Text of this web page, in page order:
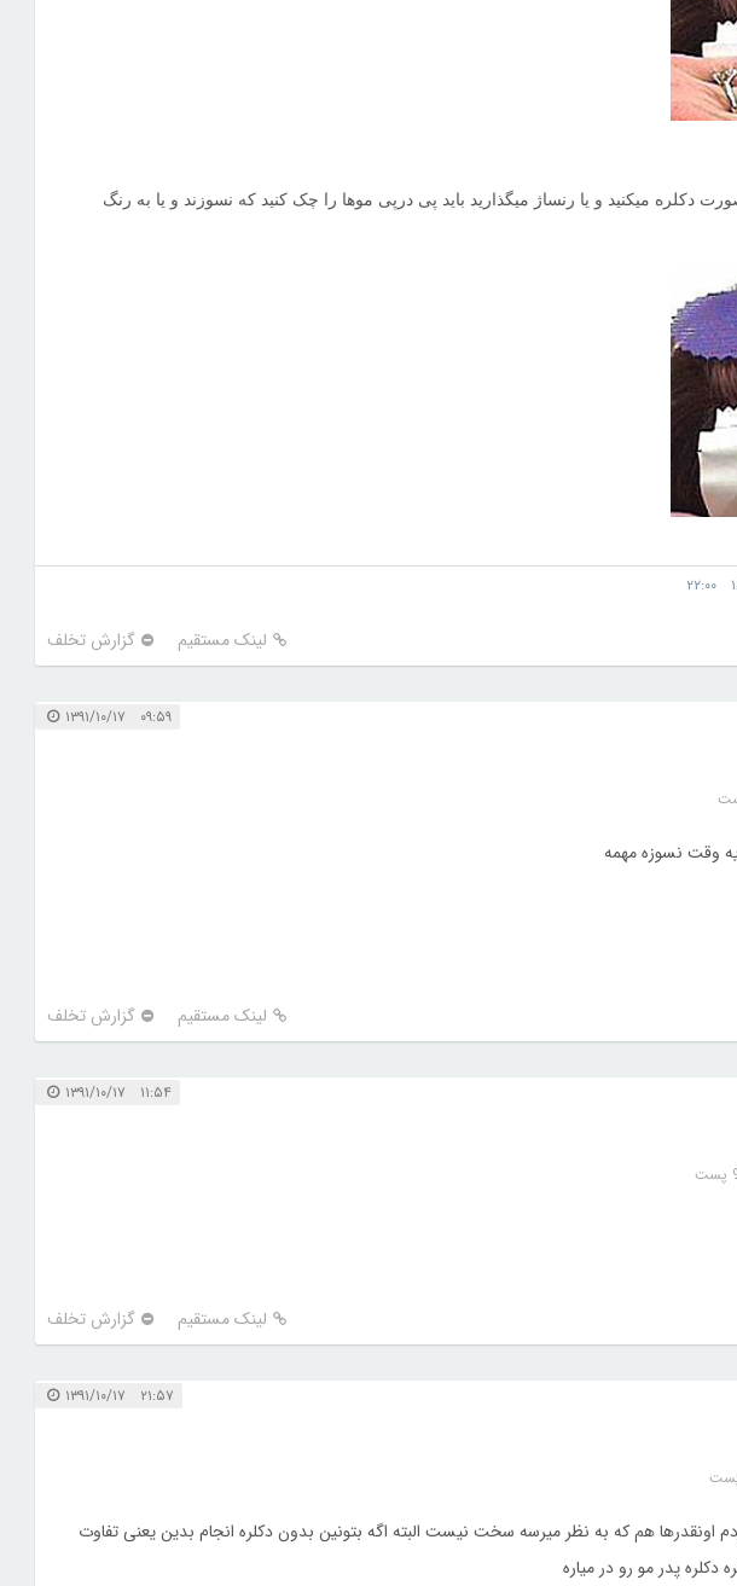
دکلره میکنید و یا رنساژ میگذارید باید پی درپی موها را چک کنید که نسوزند و یا به رنگ
لینک مستقیم گزارش تخلف
۰۹:۵۹ ۱۳۹۱/۱۰/۱۷
وقت نسوزه مهمه
لینک مستقیم گزارش تخلف
۱۱:۵۴ ۱۳۹۱/۱۰/۱۷
لینک مستقیم گزارش تخلف
۲۱:۵۷ ۱۳۹۱/۱۰/۱۷
اونقدرها هم که به نظر میرسه سخت نیست البته اگه بتونین بدون دکلره انجام بدین یعنی تفاوت